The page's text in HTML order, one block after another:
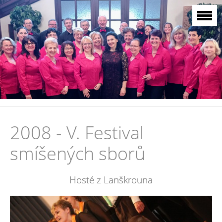
2008 - V. Festival
smíšených sborů
Hosté z Lanškrouna